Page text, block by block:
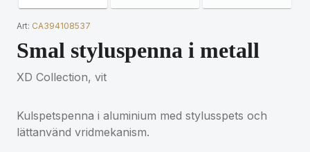
Art: CA394108537
Smal styluspenna i metall
XD Collection, vit
Kulspetspenna i aluminium med stylusspets och
lättanvänd vridmekanism.